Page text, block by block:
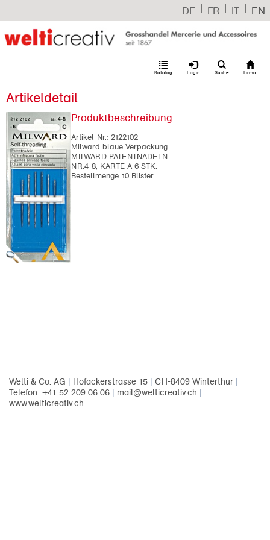
DE | FR | IT | EN
Firma
Suche
Login
Katalog
Artikeldetail
Produktbeschreibung
Artikel-Nr.: 2122102
Milward blaue Verpackung
MILWARD PATENTNADELN
NR.4-8, KARTE A 6 STK.
Bestellmenge 10 Blister
Welti & Co. AG | Hofackerstrasse 15 | CH-8409 Winterthur |
Telefon: +41 52 209 06 06 | mail@welticreativ.ch |
www.welticreativ.ch